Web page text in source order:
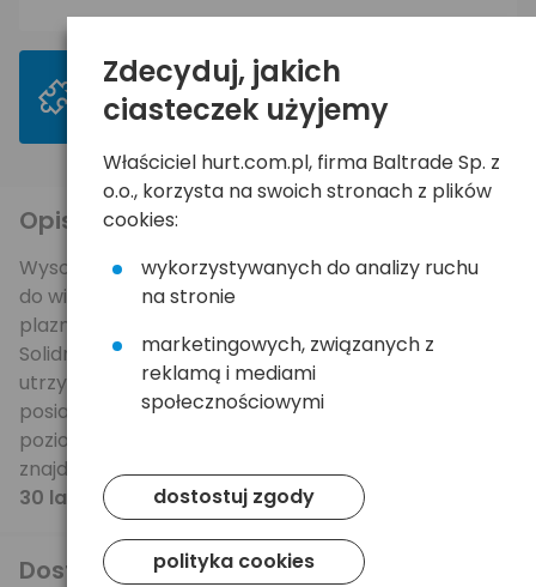
Mogą Ci się spodobać
Opis produktu
Wysokiej jakości uniwersalny uchwyt 4World pasuje
do większości dostępnych na rynku telewizorów
plazmowych/LCD o przekątnej ekranu od 37" do 60".
Solidna, metalowa konstrukcja gwarantuje
utrzymanie ekranu o wadze do 81,6 kg. Uchwyt
posiada możliwość regulacji nachylenia. Wbudowana
poziomica zapewnia precyzyjny montaż. W zestawie
znajduje się instrukcja montażu oraz komplet śrub.
30 lat gwarancji!
Dostawa i płatność
Zdecyduj, jakich
ciasteczek użyjemy
Właściciel hurt.com.pl, firma Baltrade Sp. z
o.o., korzysta na swoich stronach z plików
cookies:
wykorzystywanych do analizy ruchu
na stronie
marketingowych, związanych z
reklamą i mediami
społecznościowymi
dostostuj zgody
polityka cookies